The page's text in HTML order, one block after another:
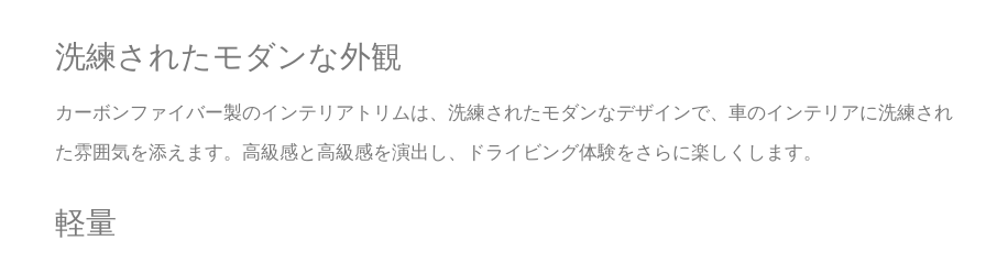
洗練されたモダンな外観
カーボンファイバー製のインテリアトリムは、洗練されたモダンなデザインで、車のインテリアに洗練され
た雰囲気を添えます。高級感と高級感を演出し、ドライビング体験をさらに楽しくします。
軽量